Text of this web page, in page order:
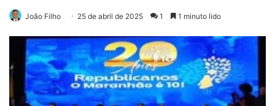
João Filho 25 de abril de 2025 1 1 minuto lido